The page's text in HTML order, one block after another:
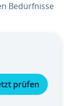
Be­dürf­nis­se
prüfen